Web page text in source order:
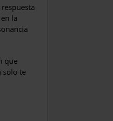
la
que
solo te